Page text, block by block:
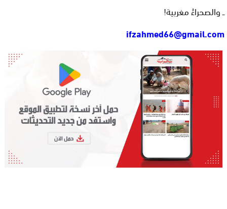
ــ والصحراءُ مغربية!
ifzahmed66@gmail.com